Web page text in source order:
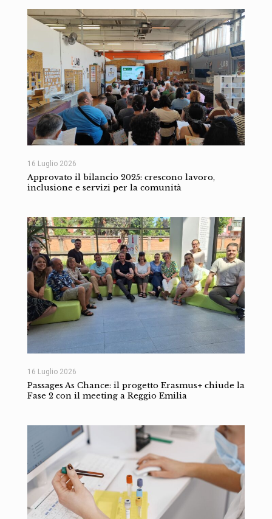
16 Luglio 2026
Approvato il bilancio 2025: crescono lavoro,
inclusione e servizi per la comunità
16 Luglio 2026
Passages As Chance: il progetto Erasmus+ chiude la
Fase 2 con il meeting a Reggio Emilia